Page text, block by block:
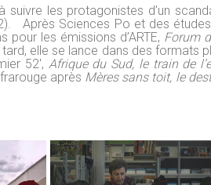
les protagonistes d’un
Après Sciences Po et des
pour les émissions d’ARTE, Forum
elle se lance dans des formats
52', Afrique du Sud, le train de
après Mères sans toit, le